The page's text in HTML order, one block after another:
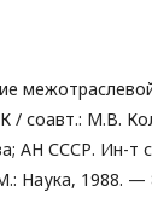
/ соавт.: М.В.
АН СССР. Ин-т
Наука, 1988. —